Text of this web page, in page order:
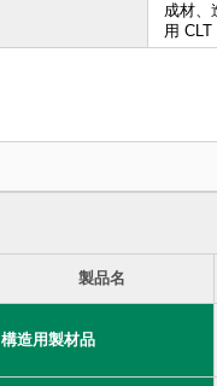
成材、
用 CLT
製品名
構造用製材品